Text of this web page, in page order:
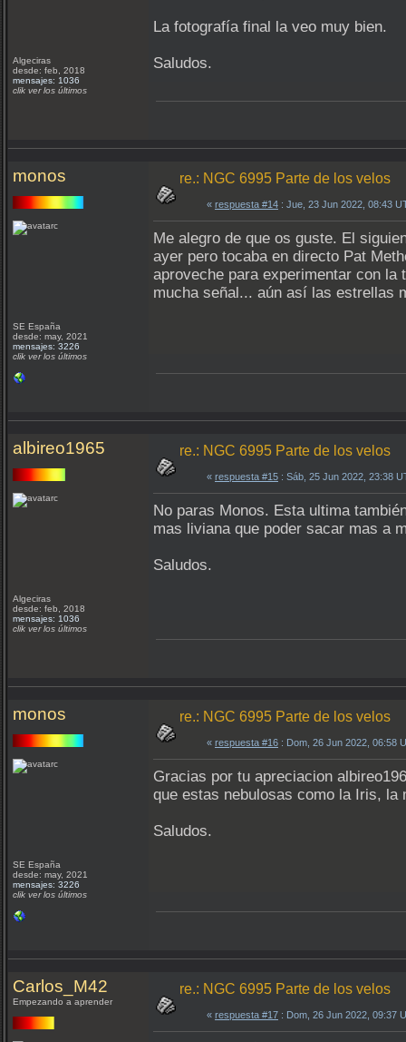
Algeciras
desde: feb, 2018
mensajes: 1036
clik ver los últimos
La fotografía final la veo muy bien.
Saludos.
monos
SE España
desde: may, 2021
mensajes: 3226
clik ver los últimos
re.: NGC 6995 Parte de los velos
« respuesta #14 : Jue, 23 Jun 2022, 08:43
Me alegro de que os guste. El
ayer pero tocaba en directo Pat
aproveche para experimentar con la
mucha señal... aún así las estrellas
albireo1965
Algeciras
desde: feb, 2018
mensajes: 1036
clik ver los últimos
re.: NGC 6995 Parte de los velos
« respuesta #15 : Sáb, 25 Jun 2022, 23:38
No paras Monos. Esta ultima
mas liviana que poder sacar mas a
Saludos.
monos
SE España
desde: may, 2021
mensajes: 3226
clik ver los últimos
re.: NGC 6995 Parte de los velos
« respuesta #16 : Dom, 26 Jun 2022, 06:58
Gracias por tu apreciacion
que estas nebulosas como la Iris,
Saludos.
Carlos_M42
Empezando a aprender
re.: NGC 6995 Parte de los velos
« respuesta #17 : Dom, 26 Jun 2022, 09:37